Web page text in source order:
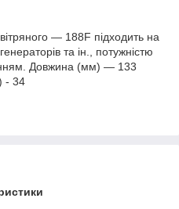
— 188F підходить на
та ін., потужністю
Довжина (мм) — 133
- 34